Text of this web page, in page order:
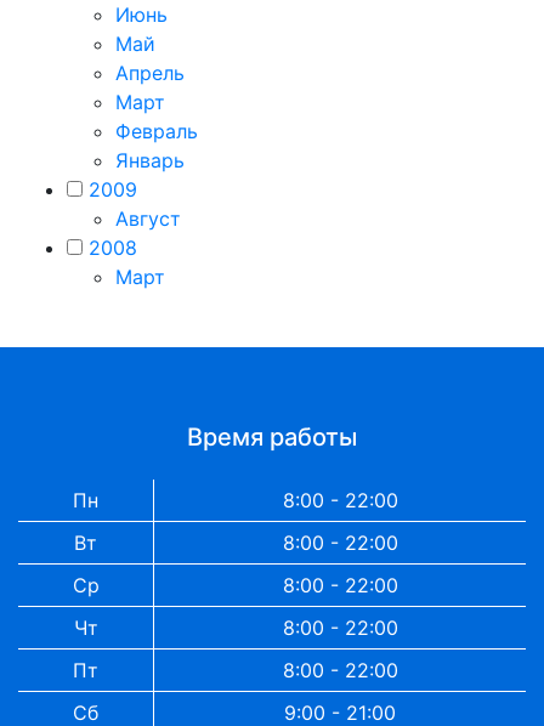
Июнь
Май
Апрель
Март
Февраль
Январь
2009
Август
2008
Март
Время работы
Пн
8:00 - 22:00
Вт
8:00 - 22:00
Ср
8:00 - 22:00
Чт
8:00 - 22:00
Пт
8:00 - 22:00
Сб
9:00 - 21:00